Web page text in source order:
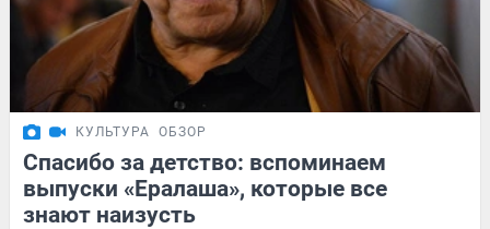
КУЛЬТУРА ОБЗОР
Спасибо за детство: вспоминаем
выпуски «Ералаша», которые все
знают наизусть